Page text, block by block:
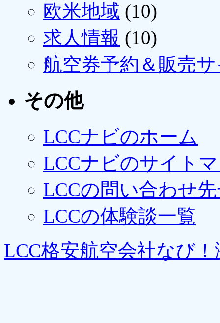
欧米地域 (10)
求人情報 (10)
航空券予約＆販売
その他
LCCナビのホーム
LCCナビのサイト
LCCの問い合わせ
LCCの体験談一覧
LCC格安航空会社なび